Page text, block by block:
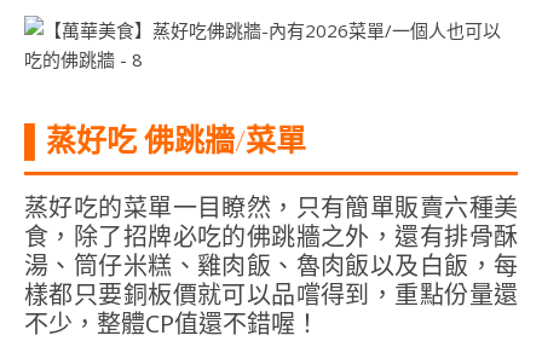
▌蒸好吃 佛跳牆/菜單
蒸好吃的菜單一目瞭然，只有簡單販賣六種美
食，除了招牌必吃的佛跳牆之外，還有排骨酥
湯、筒仔米糕、雞肉飯、魯肉飯以及白飯，每
樣都只要銅板價就可以品嚐得到，重點份量還
不少，整體CP值還不錯喔！